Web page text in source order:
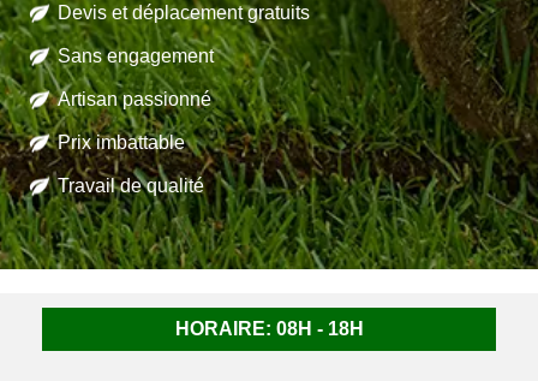
Devis et déplacement gratuits
Sans engagement
Artisan passionné
Prix imbattable
Travail de qualité
HORAIRE: 08H - 18H